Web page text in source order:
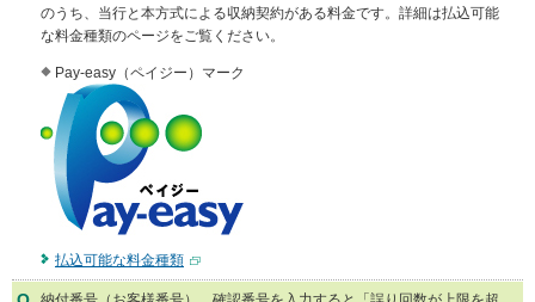
し
のうち、当行と本方式による収納契約がある料金です。詳細は払込可能
な料金種類のページをご覧ください。
Pay-easy（ペイジー）マーク
払込可能な料金種類